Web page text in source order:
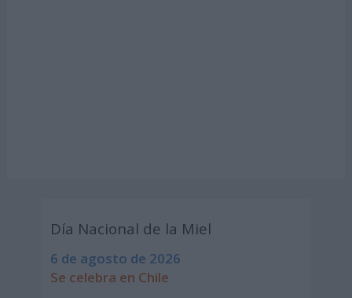
Día Nacional de la Miel
6 de agosto de 2026
Se celebra en Chile